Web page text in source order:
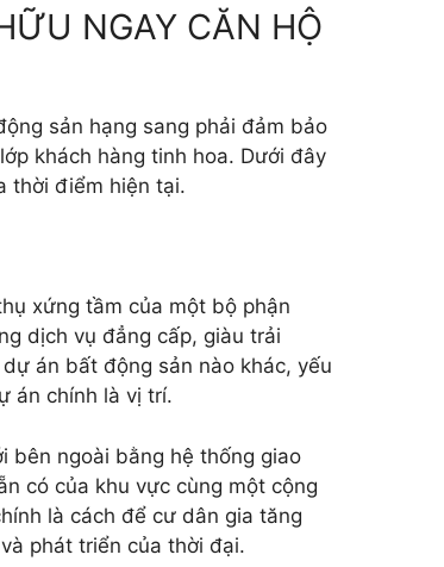
NGAY CĂN HỘ
sản hạng sang phải đảm bảo
khách hàng tinh hoa. Dưới đây
thời điểm hiện tại.
xứng tầm của một bộ phận
dịch vụ đẳng cấp, giàu trải
án bất động sản nào khác, yếu
án chính là vị trí.
bên ngoài bằng hệ thống giao
có của khu vực cùng một cộng
là cách để cư dân gia tăng
phát triển của thời đại.